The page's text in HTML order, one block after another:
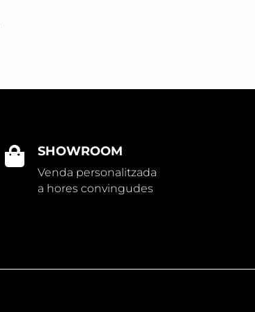
 SHOWROOM
Venda personalitzada
a hores convingudes